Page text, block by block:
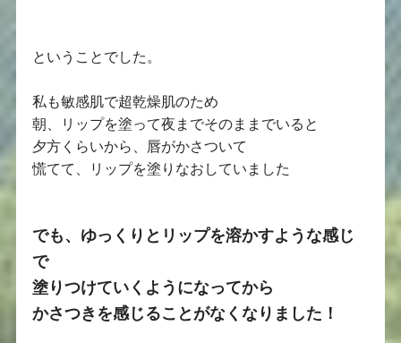
ということでした。
私も敏感肌で超乾燥肌のため
朝、リップを塗って夜までそのままでいると
夕方くらいから、唇がかさついて
慌てて、リップを塗りなおしていました
でも、ゆっくりとリップを溶かすような感じ
で
塗りつけていくようになってから
かさつきを感じることがなくなりました！